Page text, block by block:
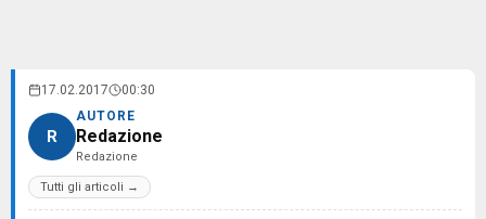
17.02.2017 00:30
R
AUTORE
Redazione
Redazione
Tutti gli articoli →